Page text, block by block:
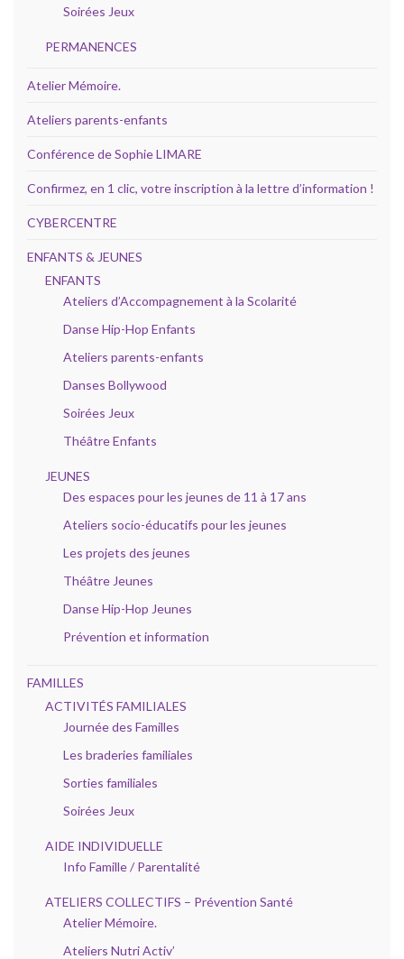
Soirées Jeux
PERMANENCES
Atelier Mémoire.
Ateliers parents-enfants
Conférence de Sophie LIMARE
Confirmez, en 1 clic, votre inscription à la lettre d’information !
CYBERCENTRE
ENFANTS & JEUNES
ENFANTS
Ateliers d’Accompagnement à la Scolarité
Danse Hip-Hop Enfants
Ateliers parents-enfants
Danses Bollywood
Soirées Jeux
Théâtre Enfants
JEUNES
Des espaces pour les jeunes de 11 à 17 ans
Ateliers socio-éducatifs pour les jeunes
Les projets des jeunes
Théâtre Jeunes
Danse Hip-Hop Jeunes
Prévention et information
FAMILLES
ACTIVITÉS FAMILIALES
Journée des Familles
Les braderies familiales
Sorties familiales
Soirées Jeux
AIDE INDIVIDUELLE
Info Famille / Parentalité
ATELIERS COLLECTIFS – Prévention Santé
Atelier Mémoire.
Ateliers Nutri Activ’